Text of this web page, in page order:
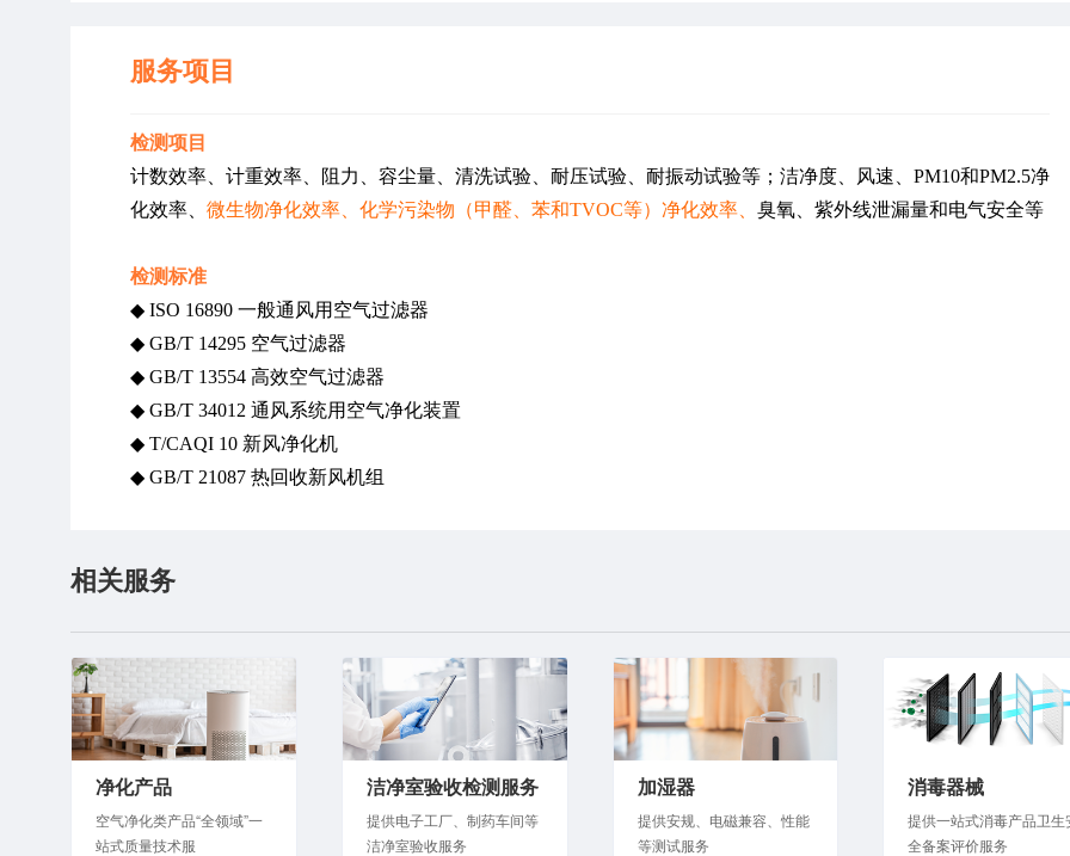
服务项目
检测项目
计数效率、计重效率、阻力、容尘量、清洗试验、耐压试验、耐振动试验等；洁净度、风速、PM10和PM2.5净
化效率、 微生物净化效率、化学污染物（甲醛、苯和TVOC等）净化效率、 臭氧、紫外线泄漏量和电气安全等
检测标准
◆ ISO 16890 一般通风用空气过滤器
◆ GB/T 14295 空气过滤器
◆ GB/T 13554 高效空气过滤器
◆ GB/T 34012 通风系统用空气净化装置
◆ T/CAQI 10 新风净化机
◆ GB/T 21087 热回收新风机组
相关服务
净化产品
空气净化类产品“全领域”一
站式质量技术服
洁净室验收检测服务
提供电子工厂、制药车间等
洁净室验收服务
加湿器
提供安规、电磁兼容、性能
等测试服务
消毒器械
提供一站式消毒产品卫生
全备案评价服务